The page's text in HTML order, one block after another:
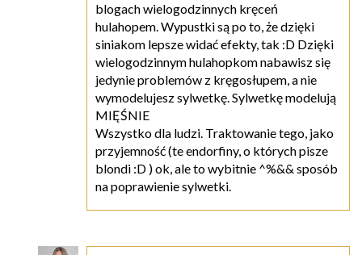
blogach wielogodzinnych kręceń
hulahopem. Wypustki są po to, że dzięki
siniakom lepsze widać efekty, tak :D Dzięki
wielogodzinnym hulahopkom nabawisz się
jedynie problemów z kręgosłupem, a nie
wymodelujesz sylwetkę. Sylwetkę modelują
MIĘŚNIE
Wszystko dla ludzi. Traktowanie tego, jako
przyjemność (te endorfiny, o których pisze
blondi :D ) ok, ale to wybitnie ^%&& sposób
na poprawienie sylwetki.